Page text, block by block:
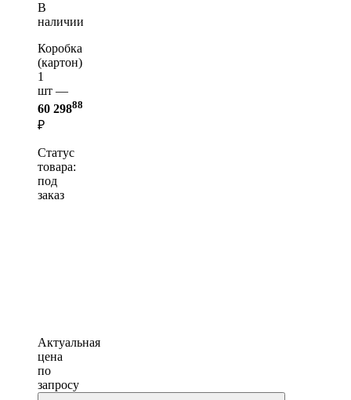
В
наличии
Коробка
(картон)
1
шт —
60 29888
₽
Статус
товара:
под
заказ
Актуальная
цена
по
запросу